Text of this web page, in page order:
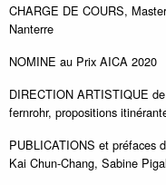
CHARGE DE COURS,
Nanterre
NOMINE au Prix AICA 2020
DIRECTION ARTISTIQUE
fernrohr, propositions
PUBLICATIONS et préfaces
Kai Chun-Chang, Sabine